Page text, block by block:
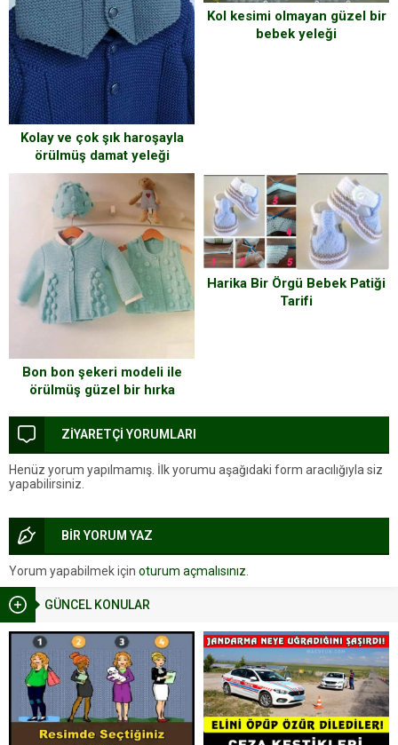
GÜNCEL KONULAR
Kolay ve çok şık haroşayla
örülmüş damat yeleği
Kol kesimi olmayan güzel bir
bebek yeleği
Bon bon şekeri modeli ile
örülmüş güzel bir hırka
Harika Bir Örgü Bebek Patiği
Tarifi
ZİYARETÇİ YORUMLARI
Henüz yorum yapılmamış. İlk yorumu aşağıdaki form aracılığıyla siz
yapabilirsiniz.
BİR YORUM YAZ
Yorum yapabilmek için oturum açmalısınız